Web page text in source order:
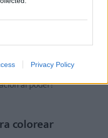
Privacy Policy
para colorear
a todos los niños y
artículo, encontrarás
imprimir y colorear
al poder!
colorear